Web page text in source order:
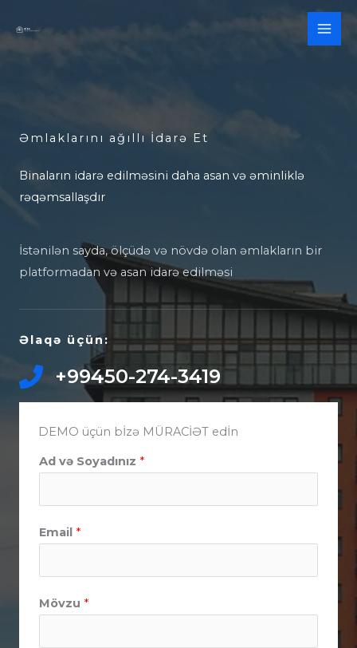
to
content
Əmlaklarını ağıllı İdarə Et
Binaların idarə edilməsini daha asan və əminliklə
rəqəmsallaşdır
İstənilən sayda, ölçüdə və növdə olan əmlakların bir
platformadan və asan idarə edilməsi
Əlaqə üçün:
+99450-274-3419​
DEMO üçün bİzə MÜRACİƏT edİn
Ad və Soyadınız *
Email *
Mövzu *